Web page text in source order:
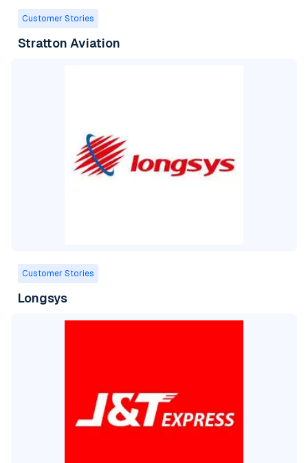
Customer Stories
Stratton Aviation
Customer Stories
Longsys